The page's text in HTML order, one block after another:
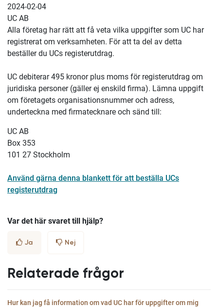
2024-02-04
UC AB
Alla företag har rätt att få veta vilka uppgifter som UC har
registrerat om verksamheten. För att ta del av detta
beställer du UCs registerutdrag.
UC debiterar 495 kronor plus moms för registerutdrag om
juridiska personer (gäller ej enskild firma). Lämna uppgift
om företagets organisationsnummer och adress,
underteckna med firmatecknare och sänd till:
UC AB
Box 353
101 27 Stockholm
Använd gärna denna blankett för att beställa UCs
registerutdrag
Var det här svaret till hjälp?
Ja Nej
Relaterade frågor
Hur kan jag få information om vad UC har för uppgifter om mig